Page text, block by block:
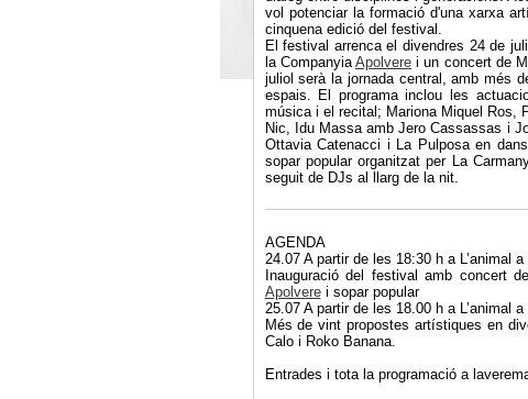
vol potenciar la formació d'una xarxa
cinquena edició del festival.
El festival arrenca el divendres 24 de
la Companyia Apolverei un concert de
juliol serà la jornada central, amb més
espais. El programa inclou les
música i el recital; Mariona Miquel Ros,
Nic, Idu Massa amb Jero Cassassas i
Ottavia Catenacci i La Pulposa en
sopar popular organitzat per La
seguit de DJs al llarg de la nit.
AGENDA
24.07 A partir de les 18:30 h a L’animal a
Inauguració del festival amb concert
Apolverei sopar popular
25.07 A partir de les 18.00 h a L’animal a
Més de vint propostes artístiques en
Calo i Roko Banana.
Entrades i tota la programació a